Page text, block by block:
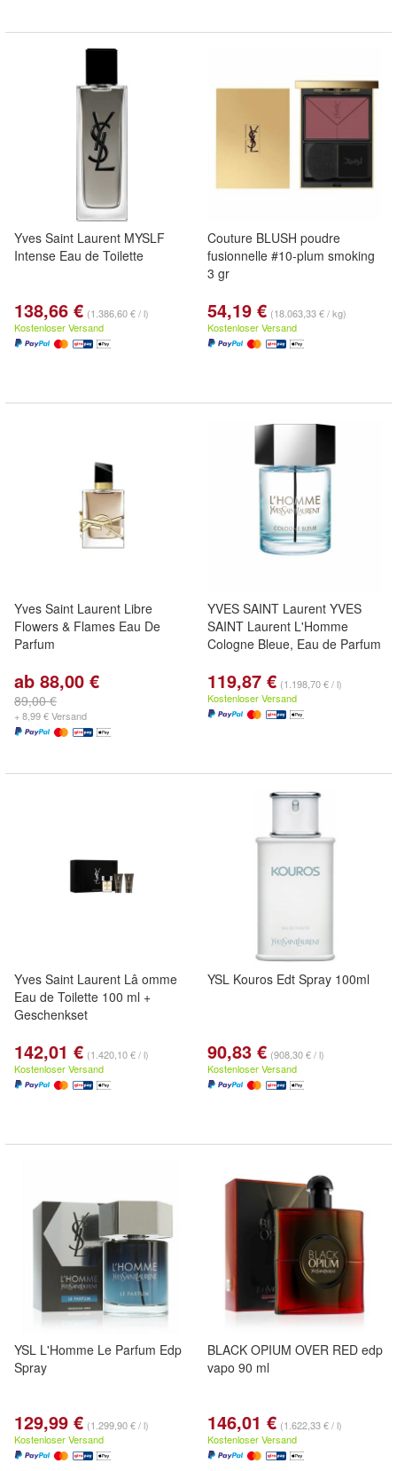
Yves Saint Laurent MYSLF
Intense Eau de Toilette
138,66 € (1.386,60 € / l)
Kostenloser Versand
Couture BLUSH poudre
fusionnelle #10-plum smoking
3 gr
54,19 € (18.063,33 € / kg)
Kostenloser Versand
Yves Saint Laurent Libre
Flowers & Flames Eau De
Parfum
ab 88,00 €
89,00 €
+ 8,99 € Versand
YVES SAINT Laurent YVES
SAINT Laurent L'Homme
Cologne Bleue, Eau de Parfum
119,87 € (1.198,70 € / l)
Kostenloser Versand
Yves Saint Laurent Lâ omme
Eau de Toilette 100 ml +
Geschenkset
142,01 € (1.420,10 € / l)
Kostenloser Versand
YSL Kouros Edt Spray 100ml
90,83 € (908,30 € / l)
Kostenloser Versand
YSL L'Homme Le Parfum Edp
Spray
129,99 € (1.299,90 € / l)
Kostenloser Versand
BLACK OPIUM OVER RED edp
vapo 90 ml
146,01 € (1.622,33 € / l)
Kostenloser Versand